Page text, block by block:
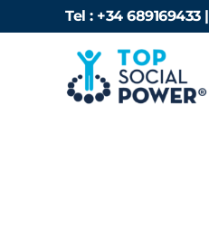
Tel : +34 689169433 |